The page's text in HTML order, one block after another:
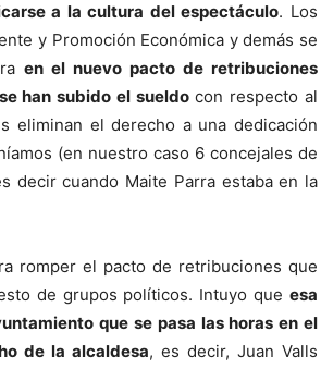
a la cultura del espectáculo. Los
y Promoción Económica y demás se
en el nuevo pacto de retribuciones
han subido el sueldocon respecto al
eliminan el derecho a una dedicación
(en nuestro caso 6 concejales de
decir cuando Maite Parra estaba en la
romper el pacto de retribuciones que
de grupos políticos. Intuyo que esa
que se pasa las horas en el
de la alcaldesa, es decir, Juan Valls